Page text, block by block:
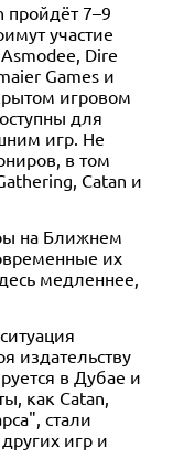
пройдёт 7–9
участие
Dire
Games и
игровом
для
игр. Не
в том
Catan и
на Ближнем
их
медленнее,
издательству
в Дубае и
как Catan,
стали
игр и